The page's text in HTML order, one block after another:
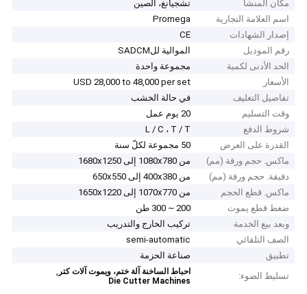
مكان المنشأ
تشجيانغ، الصين
اسم العلامة التجارية
Promega
إصدار الشهادات
CE
رقم الموديل
الموالية للSADCM
الحد الأدنى لكمية
مجموعة واحدة
الأسعار
USD 28,000 to 48,000 per set
تفاصيل التغليف
في حالة الخشب
وقت التسليم
20 يوم عمل
شروط الدفع
L / C ، T / T
القدرة على العرض
50 مجموعة لكلّ سنة
ماكس. حجم ورقة (مم)
من 1080x780 إلى 1680x1250
دقيقة. حجم ورقة (مم)
من 400x380 إلى 650x550
ماكس. قطع الحجم
من 1070x770 إلى 1650x1220
ضغط قطع يموت
200 ~ 300 طن
وبعد بيع الخدمة
تركيب الخارج والتدريب
الصف التلقائي
semi-automatic
تطبيق
صناعة الحزمة
تسليط الضوء:
احباط الساخنة آلة ختم، ويموت آلات كتر ,
Die Cutter Machines